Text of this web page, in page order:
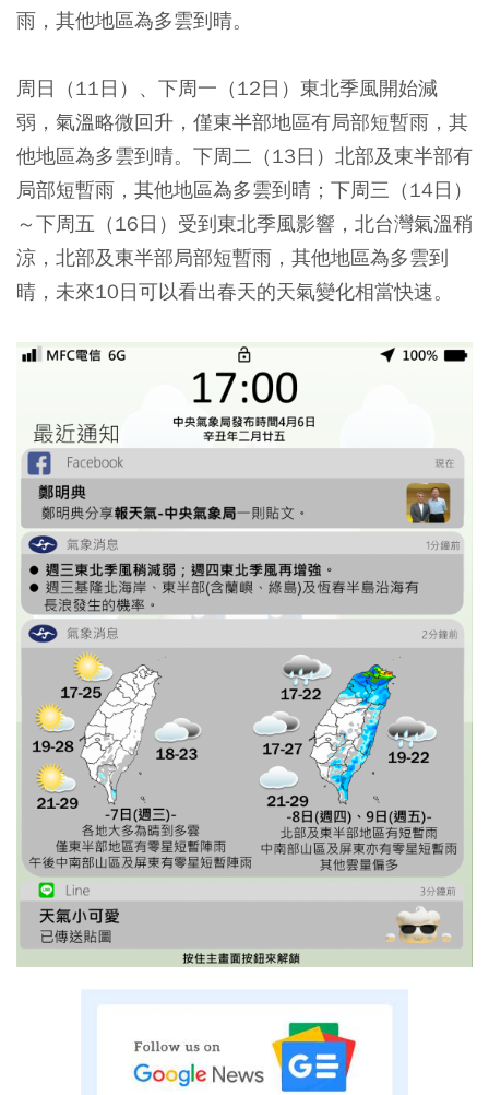
雨，其他地區為多雲到晴。
周日（11日）、下周一（12日）東北季風開始減
弱，氣溫略微回升，僅東半部地區有局部短暫雨，其
他地區為多雲到晴。下周二（13日）北部及東半部有
局部短暫雨，其他地區為多雲到晴；下周三（14日）
～下周五（16日）受到東北季風影響，北台灣氣溫稍
涼，北部及東半部局部短暫雨，其他地區為多雲到
晴，未來10日可以看出春天的天氣變化相當快速。